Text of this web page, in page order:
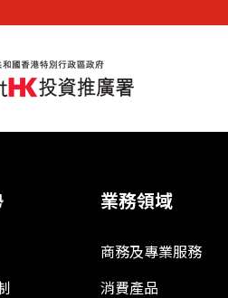
業務領域
商務及專業服務
消費產品